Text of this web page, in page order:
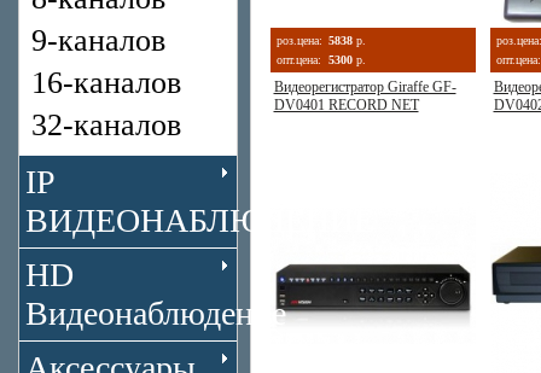
9-каналов
16-каналов
32-каналов
IP
ВИДЕОНАБЛЮДЕНИЕ
HD
Видеонаблюдение
роз.цена: 5838 р.
опт.цена:
5300 р.
Видеорегистратор Giraffe GF-
DV0401 RECORD NET
роз.цена:
опт.цена: